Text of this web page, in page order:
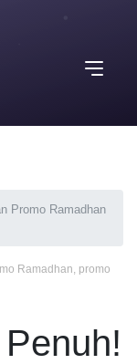
Promo Ramadhan
Ramadhan, promo